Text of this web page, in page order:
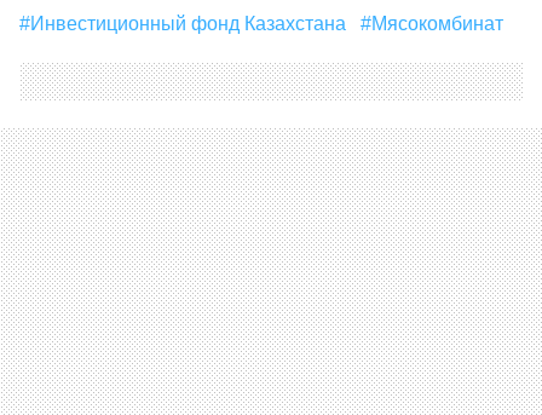
#Инвестиционный фонд Казахстана #Мясокомбинат